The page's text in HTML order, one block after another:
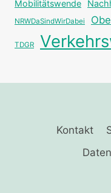
Mobilitätswende
NRWDaSindWirDabei
TDGR
Kontakt